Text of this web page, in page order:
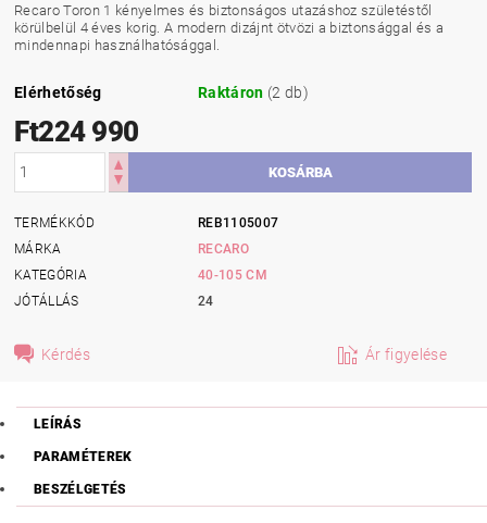
Recaro Toron 1 kényelmes és biztonságos utazáshoz születéstől
körülbelül 4 éves korig. A modern dizájnt ötvözi a biztonsággal és a
mindennapi használhatósággal.
Elérhetőség Raktáron (2 db)
Ft224 990
TERMÉKKÓD
REB1105007
MÁRKA
RECARO
KATEGÓRIA
40-105 CM
JÓTÁLLÁS
24
Kérdés Ár figyelése
LEÍRÁS
PARAMÉTEREK
BESZÉLGETÉS